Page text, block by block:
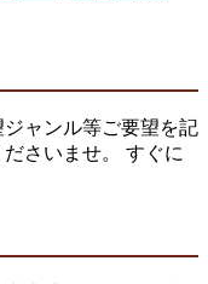
ャンル等ご要望を記
ださいませ。 すぐに